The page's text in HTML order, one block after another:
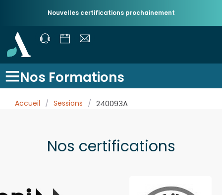
Nouvelles certifications prochainement
Nos Formations
Accueil / Sessions / 240093A
Nos certifications